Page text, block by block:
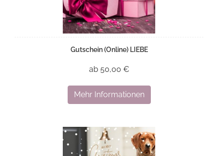
Gutschein (Online) LIEBE
ab 50,00 €
Mehr Informationen